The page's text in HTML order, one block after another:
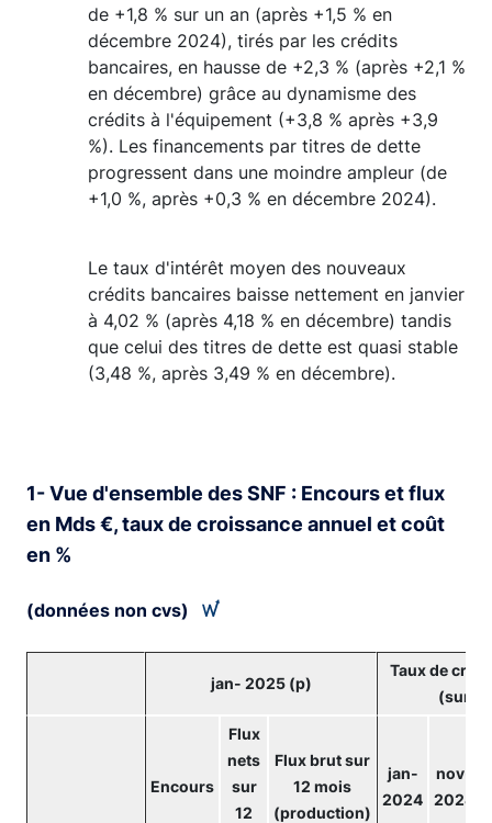
de +1,8 % sur un an (après +1,5 % en
décembre 2024), tirés par les crédits
bancaires, en hausse de +2,3 % (après +2,1 %
en décembre) grâce au dynamisme des
crédits à l'équipement (+3,8 % après +3,9
%). Les financements par titres de dette
progressent dans une moindre ampleur (de
+1,0 %, après +0,3 % en décembre 2024).
Le taux d'intérêt moyen des nouveaux
crédits bancaires baisse nettement en janvier
à 4,02 % (après 4,18 % en décembre) tandis
que celui des titres de dette est quasi stable
(3,48 %, après 3,49 % en décembre).
1- Vue d'ensemble des SNF : Encours et flux
en Mds €, taux de croissance annuel et coût
en %
(données non cvs)
jan- 2025 (p)
Taux de
(sur
Encours
Flux
nets
sur
12
Flux brut sur
12 mois
(production)
jan-
2024
nov-
2024